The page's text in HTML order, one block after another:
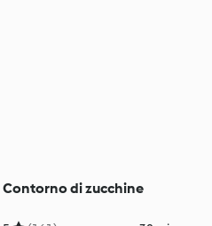
Contorno di zucchine